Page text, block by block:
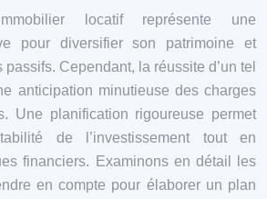
immobilier locatif représente une
pour diversifier son patrimoine et
Cependant, la réussite d’un tel
anticipation minutieuse des charges
Une planification rigoureuse permet
de l’investissement tout en
financiers. Examinons en détail les
en compte pour élaborer un plan